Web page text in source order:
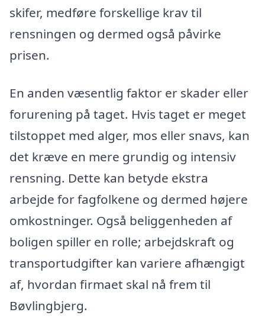
skifer, medføre forskellige krav til
rensningen og dermed også påvirke
prisen.
En anden væsentlig faktor er skader eller
forurening på taget. Hvis taget er meget
tilstoppet med alger, mos eller snavs, kan
det kræve en mere grundig og intensiv
rensning. Dette kan betyde ekstra
arbejde for fagfolkene og dermed højere
omkostninger. Også beliggenheden af
boligen spiller en rolle; arbejdskraft og
transportudgifter kan variere afhængigt
af, hvordan firmaet skal nå frem til
Bøvlingbjerg.